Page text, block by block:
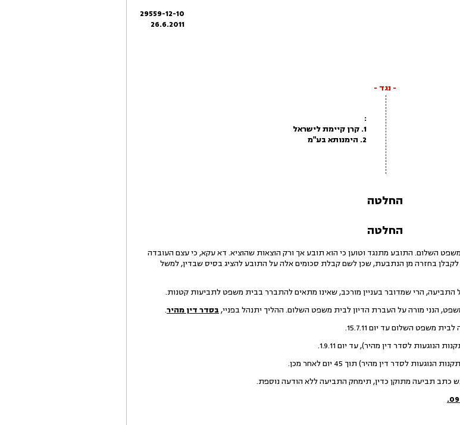
29559-12-10
26.6.2011
- נגד -
:
1. קרן קיימת לישראל
2. הימנותא בע"מ
החלטה
החלטה
השלום. התובע מתנגד וטוען כי הוא תובע אך ורק הוצאות שהוציא. דא עקא, כי עצם העובדה
לקבלן בחזרה מן הנתבעת, שכן לשם קבלת סכומים אלה על התובע להציג בסיס שבדין, למשל
הרי שמדובר בעניין מורכב, שאינו מתאים להתברר בבית משפט לתביעות קטנות.
בסדר דין מהיר.
משפט השלום עד יום 15.7.11.
לסדר דין מהיר), עד יום 1.9.11.
לסדר דין מהיר) תוך 45 יום לאחר מכן.
כתב תביעה מתוקן כדין, תימחק התביעה ללא הודעה נוספת.